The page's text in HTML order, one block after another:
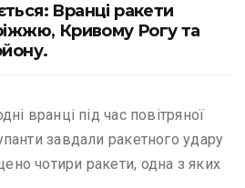
Вранці ракети
Кривому Рогу та
вранці під час повітряної
завдали ракетного удару
чотири ракети, одна з яких